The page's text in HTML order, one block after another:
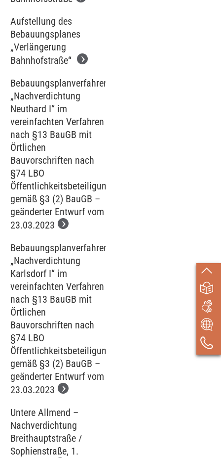
Aufstellung des
Bebauungsplanes
„Verlängerung
Bahnhofstraße“
Bebauungsplanverfahren
„Nachverdichtung
Neuthard I“ im
vereinfachten Verfahren
nach §13 BauGB mit
Örtlichen
Bauvorschriften nach
§74 LBO
Öffentlichkeitsbeteiligung
gemäß §3 (2) BauGB –
geänderter Entwurf vom
23.03.2023
Bebauungsplanverfahren
„Nachverdichtung
Karlsdorf I“ im
vereinfachten Verfahren
nach §13 BauGB mit
Örtlichen
Bauvorschriften nach
§74 LBO
Öffentlichkeitsbeteiligung
gemäß §3 (2) BauGB –
geänderter Entwurf vom
23.03.2023
Untere Allmend –
Nachverdichtung
Breithauptstraße /
Sophienstraße, 1.